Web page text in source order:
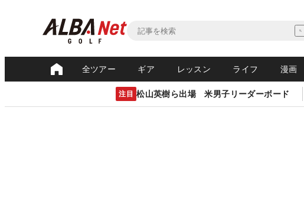
全ツアー ギア レッスン ライフ 漫画
注目 松山英樹ら出場 米男子リーダーボード